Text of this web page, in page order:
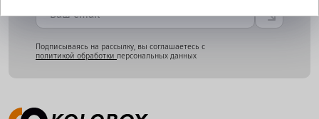
Подписываясь на рассылку, вы соглашаетесь с
политикой обработки персональных данных